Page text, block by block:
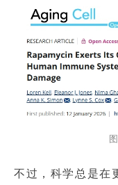
不过，科学总是在